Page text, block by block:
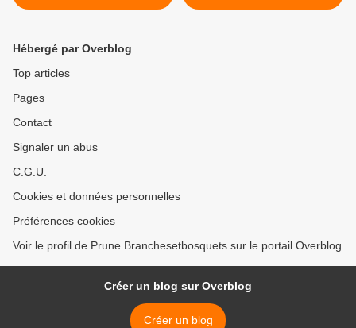
réflexions sexistes .
jours >
Hébergé par Overblog
Top articles
Pages
Contact
Signaler un abus
C.G.U.
Cookies et données personnelles
Préférences cookies
Voir le profil de Prune Branchesetbosquets sur le portail Overblog
Créer un blog sur Overblog
Créer un blog